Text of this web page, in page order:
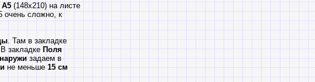
А5 (148х210) на листе
очень сложно, к
. Там в закладке
закладке Поля
задаем в
не меньше 15 см